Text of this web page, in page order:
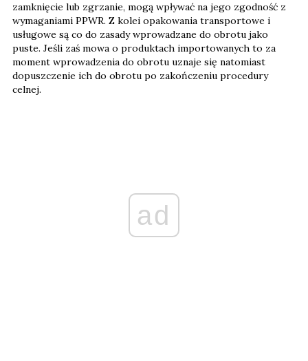
zamknięcie lub zgrzanie, mogą wpływać na jego zgodność z
wymaganiami PPWR. Z kolei opakowania transportowe i
usługowe są co do zasady wprowadzane do obrotu jako
puste. Jeśli zaś mowa o produktach importowanych to za
moment wprowadzenia do obrotu uznaje się natomiast
dopuszczenie ich do obrotu po zakończeniu procedury
celnej.
ad